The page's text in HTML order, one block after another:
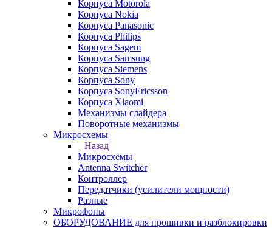
Корпуса Motorola
Корпуса Nokia
Корпуса Panasonic
Корпуса Philips
Корпуса Sagem
Корпуса Samsung
Корпуса Siemens
Корпуса Sony
Корпуса SonyEricsson
Корпуса Xiaomi
Механизмы слайдера
Поворотные механизмы
Микросхемы
Назад
Микросхемы
Antenna Switcher
Контроллер
Передатчики (усилители мощности)
Разные
Микрофоны
ОБОРУДОВАНИЕ для прошивки и разблокировки